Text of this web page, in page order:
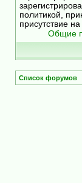
политикой,
присутствие
Общие
Список форумов